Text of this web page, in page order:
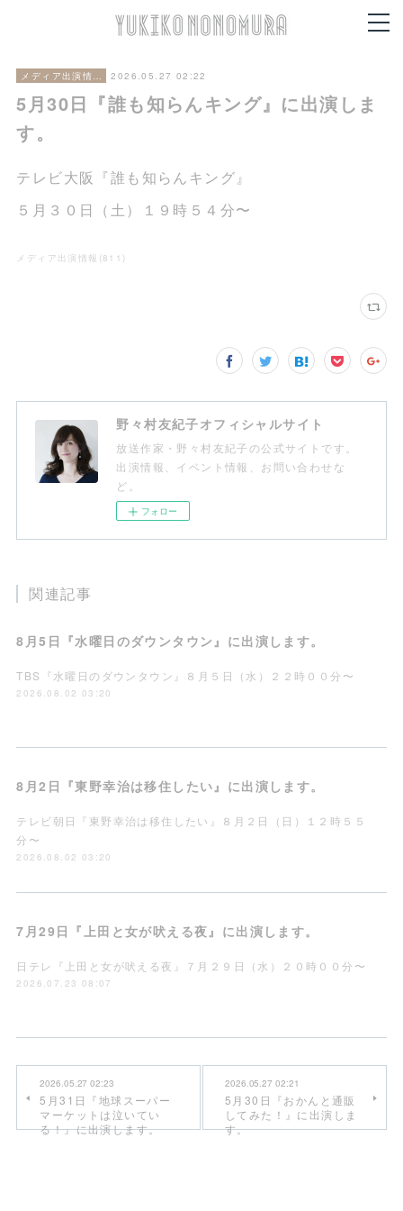
メディア出演情報 2026.05.27 02:22
5月30日『誰も知らんキング』に出演しま
す。
テレビ大阪『誰も知らんキング』
５月３０日（土）１９時５４分〜
メディア出演情報 (811 )
野々村友紀子オフィシャルサイト
放送作家・野々村友紀子の公式サイトです。
出演情報、イベント情報、お問い合わせな
ど。
フォロー
関連記事
8月5日『水曜日のダウンタウン』に出演します。
TBS『水曜日のダウンタウン』８月５日（水）２２時００分〜
2026.08.02 03:20
8月2日『東野幸治は移住したい』に出演します。
テレビ朝日『東野幸治は移住したい』８月２日（日）１２時５５
分〜
2026.08.02 03:20
7月29日『上田と女が吠える夜』に出演します。
日テレ『上田と女が吠える夜』７月２９日（水）２０時００分〜
2026.07.23 08:07
2026.05.27 02:23
5月31日『地球スーパー
マーケットは泣いてい
る！』に出演します。
2026.05.27 02:21
5月30日『おかんと通販
してみた！』に出演しま
す。